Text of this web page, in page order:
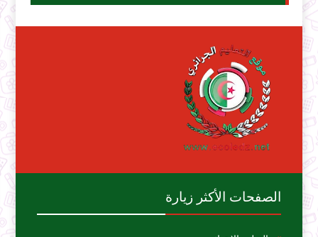
الصفحات الأكثر زيارة